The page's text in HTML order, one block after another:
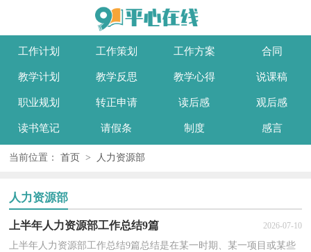
工作计划 工作策划 工作方案 合同
教学计划 教学反思 教学心得 说课稿
职业规划 转正申请 读后感 观后感
读书笔记 请假条 制度 感言
当前位置： 首页 > 人力资源部
人力资源部
上半年人力资源部工作总结9篇 2026-07-10
上半年人力资源部工作总结9篇总结是在某一时期、某一项目或某些